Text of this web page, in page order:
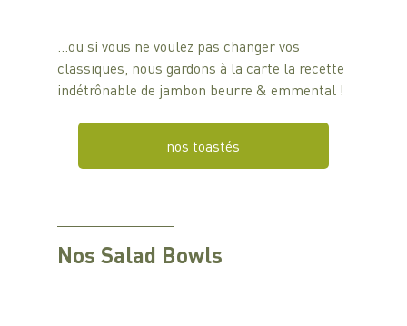
…ou si vous ne voulez pas changer vos
classiques, nous gardons à la carte la recette
indétrônable de jambon beurre & emmental !
nos toastés
Nos Salad Bowls